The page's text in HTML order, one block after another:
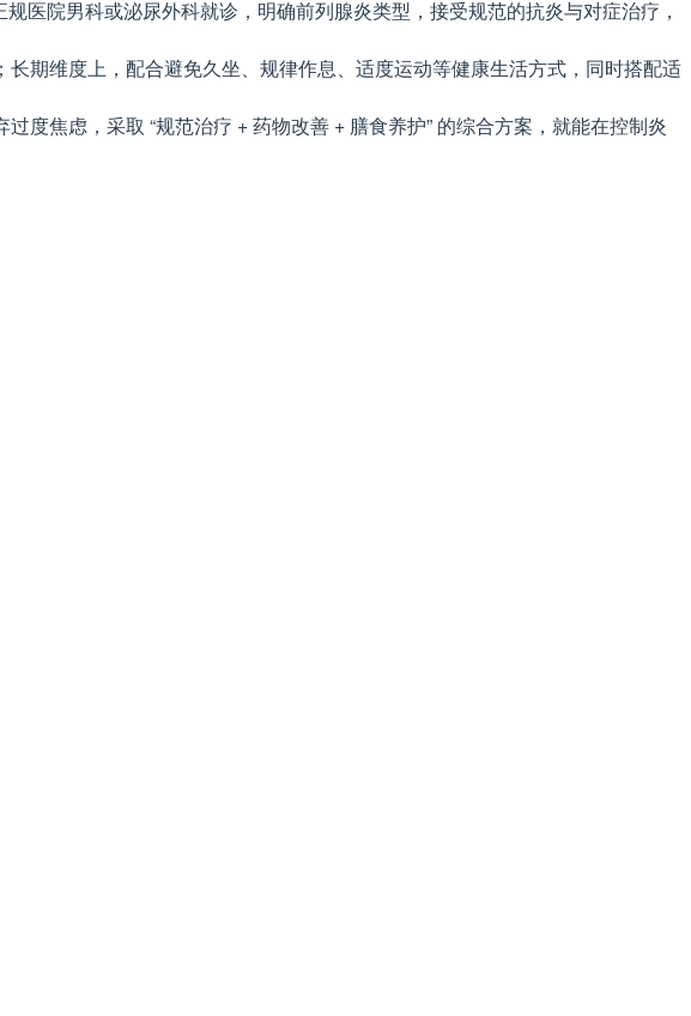
医院男科或泌尿外科就诊，明确前列腺炎类型，接受规范的抗炎与对症治疗，
期维度上，配合避免久坐、规律作息、适度运动等健康生活方式，同时搭配适
度焦虑，采取 “规范治疗 + 药物改善 + 膳食养护” 的综合方案，就能在控制炎